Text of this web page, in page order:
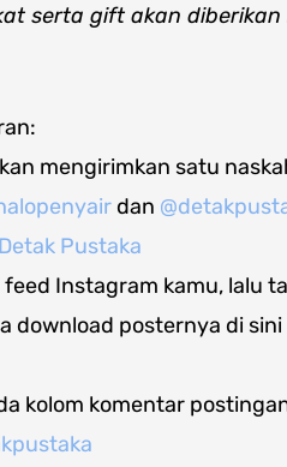
serta gift akan diberikan
mengirimkan satu
dan
Pustaka
Instagram kamu, lalu
download posternya di sini
kolom komentar